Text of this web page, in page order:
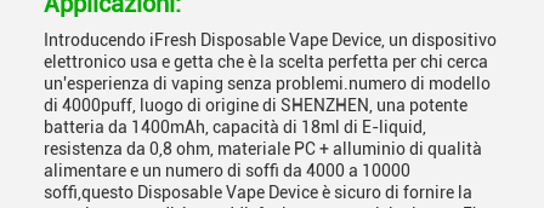
Introducendo iFresh Disposable Vape Device, un dispositivo
elettronico usa e getta che è la scelta perfetta per chi cerca
un'esperienza di vaping senza problemi.numero di modello
di 4000puff, luogo di origine di SHENZHEN, una potente
batteria da 1400mAh, capacità di 18ml di E-liquid,
resistenza da 0,8 ohm, materiale PC + alluminio di qualità
alimentare e un numero di soffi da 4000 a 10000
soffi,questo Disposable Vape Device è sicuro di fornire la